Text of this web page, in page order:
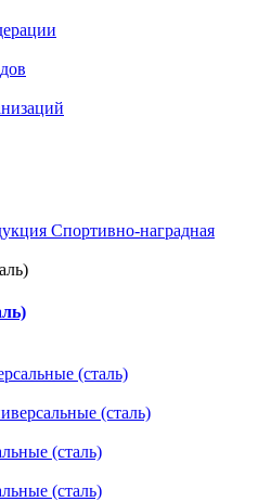
Спортивно-наградная
(сталь)
(сталь)
(сталь)
(сталь)